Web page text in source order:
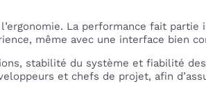
La performance fait
même avec une interface bien
stabilité du système et fiabilité
et chefs de projet, afin